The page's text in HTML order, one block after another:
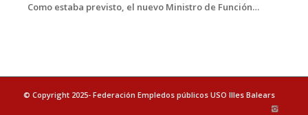
Como estaba previsto, el nuevo Ministro de Función…
© Copyright 2025- Federación Empledos públicos USO Illes Balears